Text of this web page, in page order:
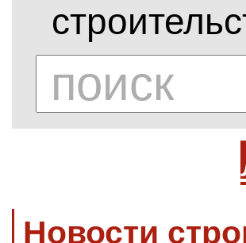
Новости